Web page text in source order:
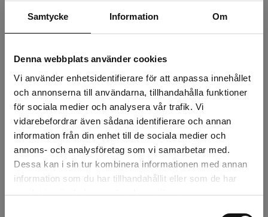
Samtycke Information Om
Denna webbplats använder cookies
Vi använder enhetsidentifierare för att anpassa innehållet
och annonserna till användarna, tillhandahålla funktioner
för sociala medier och analysera vår trafik. Vi
vidarebefordrar även sådana identifierare och annan
information från din enhet till de sociala medier och
annons- och analysföretag som vi samarbetar med.
Dessa kan i sin tur kombinera informationen med annan
information som du har tillhandahållit eller som de har
samlat in när du har använt deras tjänster.
Rotebro 0 st
Uppsala
Beskrivning
Recensioner